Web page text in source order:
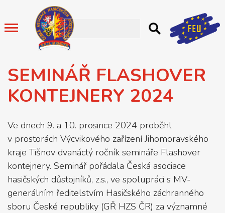
SEMINÁŘ FLASHOVER
KONTEJNERY 2024
Ve dnech 9. a 10. prosince 2024 proběhl
v prostorách Výcvikového zařízení Jihomoravského
kraje Tišnov dvanáctý ročník semináře Flashover
kontejnery. Seminář pořádala Česká asociace
hasičských důstojníků, z.s., ve spolupráci s MV-
generálním ředitelstvím Hasičského záchranného
sboru České republiky (GŘ HZS ČR) za významné